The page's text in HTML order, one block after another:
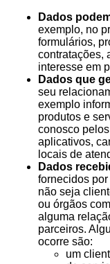
Dados
exemplo, no
formulários,
contratações,
interesse em
Dados que
seu
exemplo
produtos e
conosco
aplicativos,
locais de
Dados
fornecidos
não seja
ou órgãos
alguma
parceiros.
ocorre são:
um